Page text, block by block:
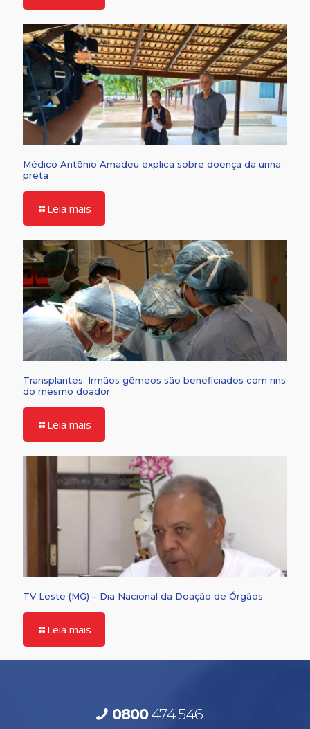
Médico Antônio Amadeu explica sobre doença da urina
preta
Leia mais
Transplantes: Irmãos gêmeos são beneficiados com rins
do mesmo doador
Leia mais
TV Leste (MG) – Dia Nacional da Doação de Órgãos
Leia mais
0800474 546